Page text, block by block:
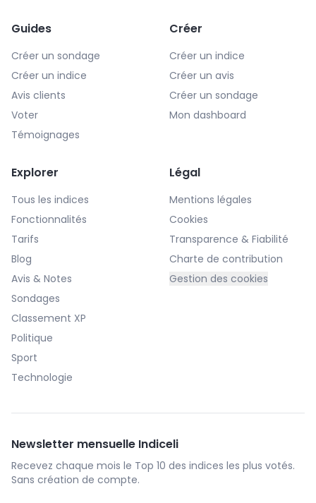
Guides
Créer un sondage
Créer un indice
Avis clients
Voter
Témoignages
Créer
Créer un indice
Créer un avis
Créer un sondage
Mon dashboard
Explorer
Tous les indices
Fonctionnalités
Tarifs
Blog
Avis & Notes
Sondages
Classement XP
Politique
Sport
Technologie
Légal
Mentions légales
Cookies
Transparence & Fiabilité
Charte de contribution
Gestion des cookies
Newsletter mensuelle Indiceli
Recevez chaque mois le Top 10 des indices les plus votés.
Sans création de compte.